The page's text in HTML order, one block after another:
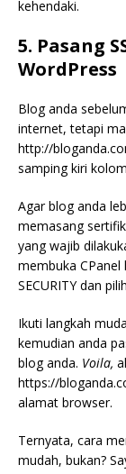
kehendaki.
5. Pasang
WordPress
Blog anda
internet, tetapi
http://
samping kiri
Agar blog anda
memasang
yang wajib
membuka CPanel
SECURITY dan
Ikuti langkah
kemudian anda
blog anda. Voila,
https://
alamat browser.
Ternyata, cara
mudah, bukan?